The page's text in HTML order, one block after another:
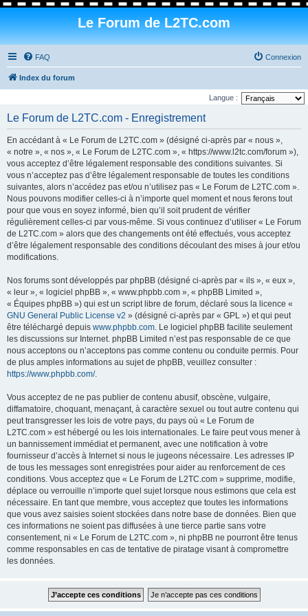
Le Forum de L2TC.com
FAQ Connexion
Index du forum
Langue :
Le Forum de L2TC.com - Enregistrement
En accédant à « Le Forum de L2TC.com » (désigné ci-après par « nous »,
« notre », « nos », « Le Forum de L2TC.com », « https://www.l2tc.com/forum »),
vous acceptez d’être légalement responsable des conditions suivantes. Si
vous n’acceptez pas d’être légalement responsable de toutes les conditions
suivantes, alors n’accédez pas et/ou n’utilisez pas « Le Forum de L2TC.com ».
Nous pouvons modifier celles-ci à n’importe quel moment et nous ferons tout
pour que vous en soyez informé, bien qu’il soit prudent de vérifier
régulièrement celles-ci par vous-même. Si vous continuez d’utiliser « Le Forum
de L2TC.com » alors que des changements ont été effectués, vous acceptez
d’être légalement responsable des conditions découlant des mises à jour et/ou
modifications.
Nos forums sont développés par phpBB (désigné ci-après par « ils », « eux »,
« leur », « logiciel phpBB », « www.phpbb.com », « phpBB Limited »,
« Équipes phpBB ») qui est un script libre de forum, déclaré sous la licence «
GNU General Public License v2 » (désigné ci-après par « GPL ») et qui peut
être téléchargé depuis www.phpbb.com. Le logiciel phpBB facilite seulement
les discussions sur Internet. phpBB Limited n’est pas responsable de ce que
nous acceptons ou n’acceptons pas comme contenu ou conduite permis. Pour
de plus amples informations au sujet de phpBB, veuillez consulter :
https://www.phpbb.com/.
Vous acceptez de ne pas publier de contenu abusif, obscène, vulgaire,
diffamatoire, choquant, menaçant, à caractère sexuel ou tout autre contenu qui
peut transgresser les lois de votre pays, du pays où « Le Forum de
L2TC.com » est hébergé ou les lois internationales. Le faire peut vous mener à
un bannissement immédiat et permanent, avec une notification à votre
fournisseur d’accès à Internet si nous le jugeons nécessaire. Les adresses IP
de tous les messages sont enregistrées pour aider au renforcement de ces
conditions. Vous acceptez que « Le Forum de L2TC.com » supprime, modifie,
déplace ou verrouille n’importe quel sujet lorsque nous estimons que cela est
nécessaire. En tant que membre, vous acceptez que toutes les informations
que vous avez saisies soient stockées dans notre base de données. Bien que
ces informations ne soient pas diffusées à une tierce partie sans votre
consentement, ni « Le Forum de L2TC.com », ni phpBB ne pourront être tenus
comme responsables en cas de tentative de piratage visant à compromettre
les données.